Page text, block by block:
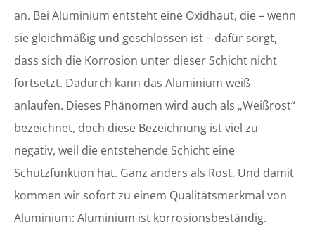
an. Bei Aluminium entsteht eine Oxidhaut, die – wenn
sie gleichmäßig und geschlossen ist – dafür sorgt,
dass sich die Korrosion unter dieser Schicht nicht
fortsetzt. Dadurch kann das Aluminium weiß
anlaufen. Dieses Phänomen wird auch als „Weißrost“
bezeichnet, doch diese Bezeichnung ist viel zu
negativ, weil die entstehende Schicht eine
Schutzfunktion hat. Ganz anders als Rost. Und damit
kommen wir sofort zu einem Qualitätsmerkmal von
Aluminium: Aluminium ist korrosionsbeständig.